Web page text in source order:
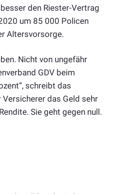
den Riester-Vertrag
um 85 000 Policen
Altersvorsorge.
Nicht von ungefähr
GDV beim
schreibt das
Versicherer das Geld sehr
Sie geht gegen null.